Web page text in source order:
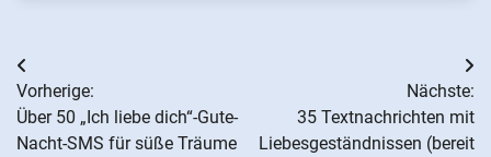
Beitrags-
Navigation
Vorherige:
Über 50 „Ich liebe dich“-Gute-
Nacht-SMS für süße Träume
Nächste:
35 Textnachrichten mit
Liebesgeständnissen (bereit